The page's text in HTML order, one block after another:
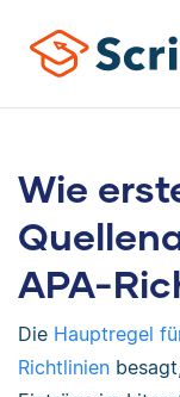
Wie
APA-
Die Hauptregel
Richtlinien